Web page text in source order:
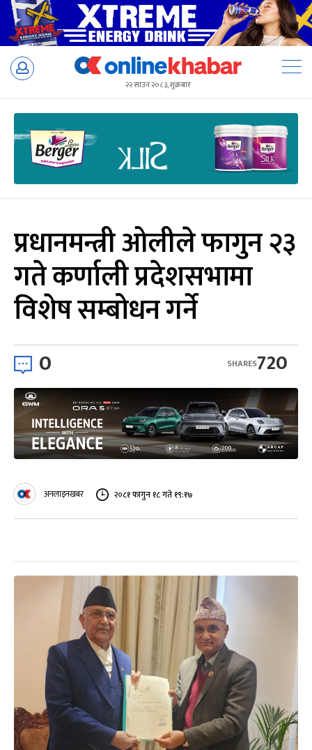
Skip
२२ साउन २०८३, शुक्रबार
प्रधानमन्त्री ओलीले फागुन २३
गते कर्णाली प्रदेशसभामा
विशेष सम्बोधन गर्ने
0 720
SHARES
अनलाइनखबर २०८१ फागुन १८ गते १९:१७